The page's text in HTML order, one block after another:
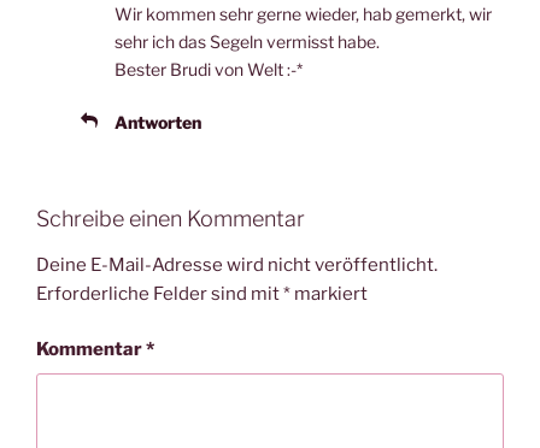
Wir kommen sehr gerne wieder, hab gemerkt, wir
sehr ich das Segeln vermisst habe.
Bester Brudi von Welt :-*
Antworten
Schreibe einen Kommentar
Deine E-Mail-Adresse wird nicht veröffentlicht.
Erforderliche Felder sind mit* markiert
Kommentar*